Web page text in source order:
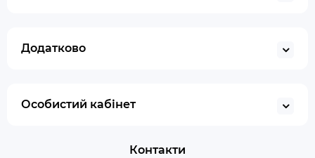
Додатково
Особистий кабінет
Контакти